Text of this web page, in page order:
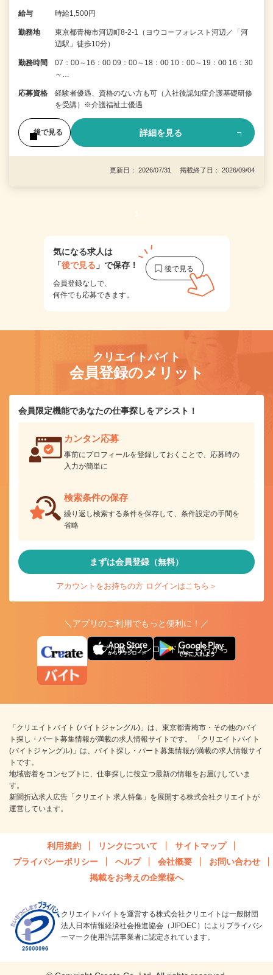
給与 時給1,500円
勤務地
東京都青梅市河辺町8-2-1（ヨウコーフォレスト河辺／「河
辺駅」徒歩10分）
勤務時間
07：00～16：00 09：00～18：00 10：00～19：00 16：30
～…
応募資格
経験者優遇、資格のない方も可（入社後認知症介護基礎研修
を受講）※介護福祉士優遇
後で見る 詳細を見る
更新日： 2026/07/31 掲載終了日： 2026/09/04
1
気になる求人は
「後で見る 」で保存！
会員登録なしで、
何件でも応募できます。
クリエイトバイト
会員登録のメリット
会員限定機能であなたの仕事探しをアシスト！
カンタン応募
事前にプロフィールを登録しておくことで、応募時の
入力が簡単に
検索条件の保存
繰り返し検索する条件を保存して、条件設定の手間を
省略
まずは会員登録（無料）
アカウントをお持ちの方 ログインはこちら＞
＼アプリのご利用でもっと便利に！／
アプリ版ダウンロードはこちらから
「クリエイトバイト (バイトジャングル)」は、東京都青梅市・その他のバイ
ト探し・パート募集情報が満載の求人情報サイトです。 「クリエイトバイト
(バイトジャングル)」は、バイト探し・パート募集情報が満載の求人情報サイ
トです。
地域密着をコンセプトに、仕事探しに役立つ最新の情報をお届けしていま
す。
新聞折込求人広告「クリエイト 求人特集」を展開する株式会社クリエイトが
運営しています。
利用規約 リンクについて
サイトマップ
プライバシーポリシー
ヘルプ 会社概要
お問い合わせ
掲載をお考えの企業様へ
クリエイトバイトを運営する株式会社クリエイトは一般財団
法人日本情報経済社会推進協会（JIPDEC）によりプライバシ
ーマーク使用許諾事業者に認定されています。